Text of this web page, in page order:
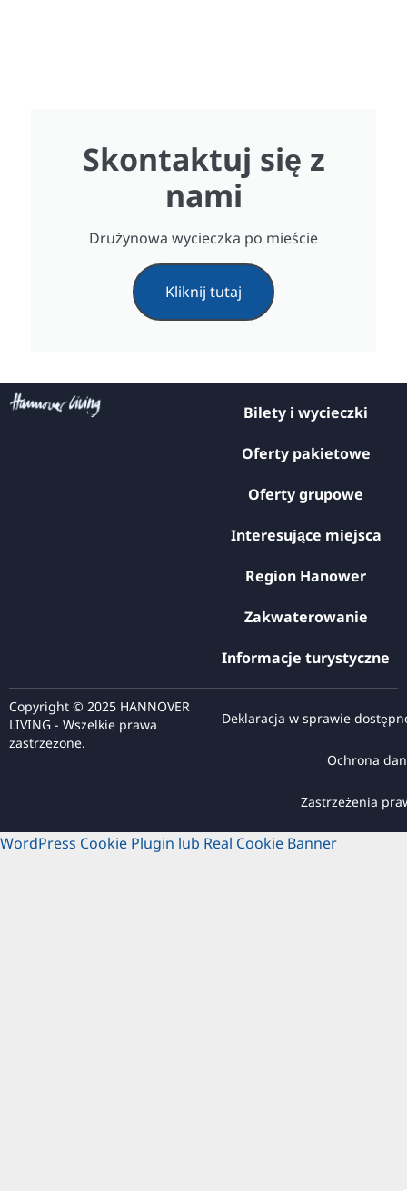
Skontaktuj się z
nami
Drużynowa wycieczka po mieście
Kliknij tutaj
Bilety i wycieczki
Oferty pakietowe
Oferty grupowe
Interesujące miejsca
Region Hanower
Zakwaterowanie
Informacje turystyczne
Copyright © 2025 HANNOVER
LIVING - Wszelkie prawa
zastrzeżone.
Deklaracja w sprawie
Ochrona
Zastrzeżenia
WordPress Cookie Plugin lub Real Cookie Banner